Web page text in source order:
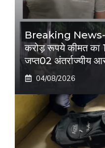
Breaking News-
करोड़ रूपये कीमत का
जप्त02 अंतर्राज्यीय
04/08/2026